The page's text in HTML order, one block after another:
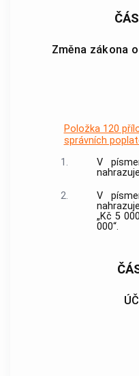
Změna zákona
Položka 120
správních
1.
V
2.
V
„Kč 5
000“.